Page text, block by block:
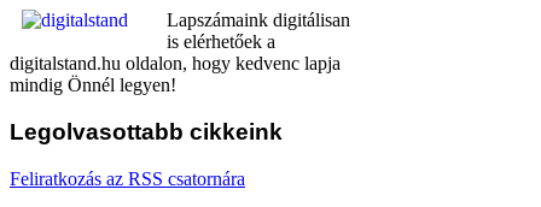
Lapszámaink digitálisan
is elérhetőek a
digitalstand.hu oldalon, hogy kedvenc lapja
mindig Önnél legyen!
Legolvasottabb cikkeink
Feliratkozás az RSS csatornára